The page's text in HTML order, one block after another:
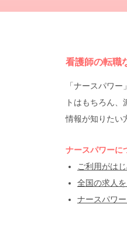
看護師の転職
「ナースパワ
トはもちろん
情報が知りたい
ナースパワーに
ご利用がは
全国の求人
ナースパワ